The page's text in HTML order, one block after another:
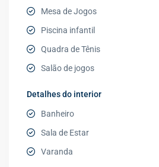
Mesa de Jogos
Piscina infantil
Quadra de Tênis
Salão de jogos
Detalhes do interior
Banheiro
Sala de Estar
Varanda